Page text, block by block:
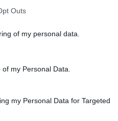
Outs
of my personal data.
my Personal Data.
my Personal Data for Targeted